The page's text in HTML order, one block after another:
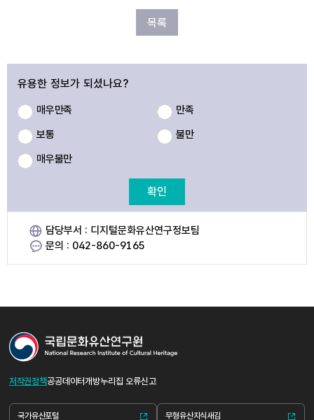
목록
유용한 정보가 되셨나요?
매우만족
만족
보통
불만
매우불만
확인
담당부서 : 디지털문화유산연구정보팀
문의 : 042-860-9165
저작권정책공공데이터개방누리집 오류신고
국가유산포털 무형유산지식새김